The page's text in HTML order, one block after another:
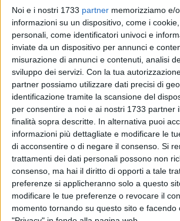
Noi e i nostri 1733 partner memorizziamo e/
informazioni su un dispositivo, come i
personali, come identificatori univoci e
inviate da un dispositivo per annunci e
misurazione di annunci e contenuti, analisi
sviluppo dei servizi. Con la tua
partner possiamo utilizzare dati precisi di
identificazione tramite la scansione del
per consentire a noi e ai nostri 1733 partner
finalità sopra descritte. In alternativa puoi
informazioni più dettagliate e modificare le
di acconsentire o di negare il consenso. Si
trattamenti dei dati personali possono non
consenso, ma hai il diritto di opporti a tale
preferenze si applicheranno solo a questo
modificare le tue preferenze o revocare il
momento tornando su questo sito e facendo
Terza Categoria, è terminata, domenica
12esima giornata di campionato:l'Asd
dall'importante successo interno ai danni
Molfetta, inciampa nellaseconda
scontro diretto contro laFootballite
'Capirro Sport Village' termina1-3 per gli
una partita piuttosto combattuta. In rete
Guglielmi.
Con questa sconfitta, gli uomini di mister
scendono momentaneamente al sesto
dunque dalla zona playoff, distante però
classifica dunque recitaFootball